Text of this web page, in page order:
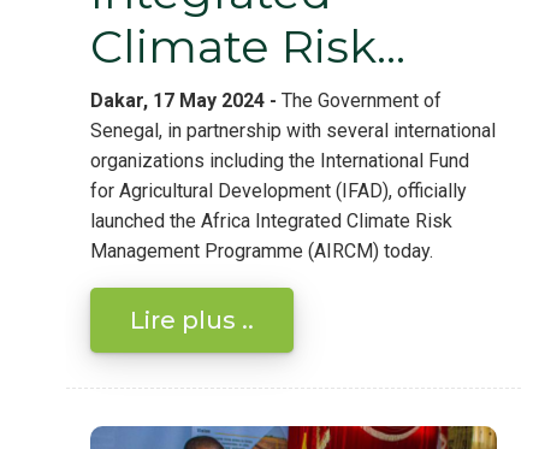
Climate Risk…
Dakar, 17 May 2024 - The Government of
Senegal, in partnership with several international
organizations including the International Fund
for Agricultural Development (IFAD), officially
launched the Africa Integrated Climate Risk
Management Programme (AIRCM) today.
Lire plus ..